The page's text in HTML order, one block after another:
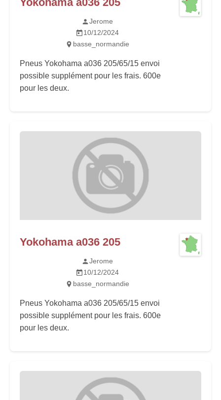
Jerome
10/12/2024
basse_normandie
Pneus Yokohama a036 205/65/15 envoi
possible supplément pour les frais. 600e
pour les deux.
Yokohama a036 205
Jerome
10/12/2024
basse_normandie
Pneus Yokohama a036 205/65/15 envoi
possible supplément pour les frais. 600e
pour les deux.